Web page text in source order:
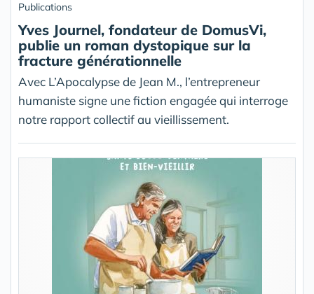
Publications
Yves Journel, fondateur de DomusVi,
publie un roman dystopique sur la
fracture générationnelle
Avec L’Apocalypse de Jean M., l’entrepreneur
humaniste signe une fiction engagée qui interroge
notre rapport collectif au vieillissement.